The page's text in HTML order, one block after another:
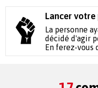
Lancer
La personne
décidé d'agir
En ferez-vous